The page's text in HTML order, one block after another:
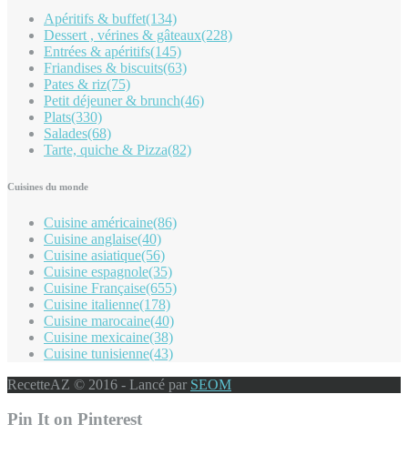
Apéritifs & buffet(134)
Dessert , vérines & gâteaux(228)
Entrées & apéritifs(145)
Friandises & biscuits(63)
Pates & riz(75)
Petit déjeuner & brunch(46)
Plats(330)
Salades(68)
Tarte, quiche & Pizza(82)
Cuisines du monde
Cuisine américaine(86)
Cuisine anglaise(40)
Cuisine asiatique(56)
Cuisine espagnole(35)
Cuisine Française(655)
Cuisine italienne(178)
Cuisine marocaine(40)
Cuisine mexicaine(38)
Cuisine tunisienne(43)
RecetteAZ © 2016 - Lancé par SEOM
Pin It on Pinterest